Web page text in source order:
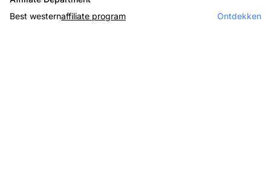
Best westernaffiliate program Ontdekken